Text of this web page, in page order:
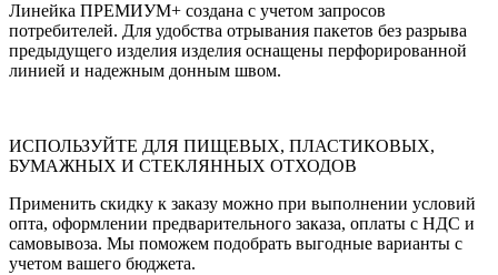
Линейка ПРЕМИУМ+ создана с учетом запросов
потребителей. Для удобства отрывания пакетов без разрыва
предыдущего изделия изделия оснащены перфорированной
линией и надежным донным швом.
ИСПОЛЬЗУЙТЕ ДЛЯ ПИЩЕВЫХ, ПЛАСТИКОВЫХ,
БУМАЖНЫХ И СТЕКЛЯННЫХ ОТХОДОВ
Применить скидку к заказу можно при выполнении условий
опта, оформлении предварительного заказа, оплаты с НДС и
самовывоза. Мы поможем подобрать выгодные варианты с
учетом вашего бюджета.